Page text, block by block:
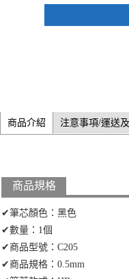
商品介紹 注意事項/運送
商品規格
✔筆芯顏色：黑色
✔數量：1個
✔商品型號：C205
✔商品規格：0.5mm